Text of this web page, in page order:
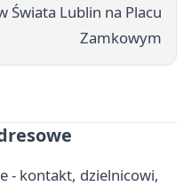
Świata Lublin na Placu
Zamkowym
- kontakt, dzielnicowi,